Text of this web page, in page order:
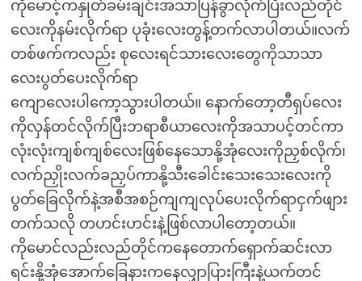
ကိုမောင့်ကနှုတ်ခမ်းချင်းအသာပြန်ခွာလိုက်ပြီးလည်တိုင်
လေးကိုနမ်းလိုက်ရာ ပုခုံးလေးတွန့်တက်လာပါတယ်။လက်
တစ်ဖက်ကလည်း စုလေးရင်သားလေးတွေကိုသာသာ
လေးပွတ်ပေးလိုက်ရာ
ကျောလေးပါကော့သွားပါတယ်။ နောက်တော့တီရှပ်လေး
ကိုလှန်တင်လိုက်ပြီးဘရာစီယာလေးကိုအသာပင့်တင်ကာ
လုံးလုံးကျစ်ကျစ်လေးဖြစ်နေသောနို့အုံလေးကိုညှစ်လိုက်၊
လက်ညှိုးလက်ခညှပ်ကာနို့သီးခေါင်းသေးသေးလေးကို
ပွတ်ခြေလိုက်နဲ့အစီအစဉ်ကျကျလုပ်ပေးလိုက်ရာငှက်ဖျား
တက်သလို တဟင်းဟင်းနဲ့ဖြစ်လာပါတော့တယ်။
ကိုမောင်လည်းလည်တိုင်ကနေတောက်ရှောက်ဆင်းလာ
ရင်းနို့အုံအောက်ခြေနားကနေလျှာပြားကြီးနဲ့ယက်တင်